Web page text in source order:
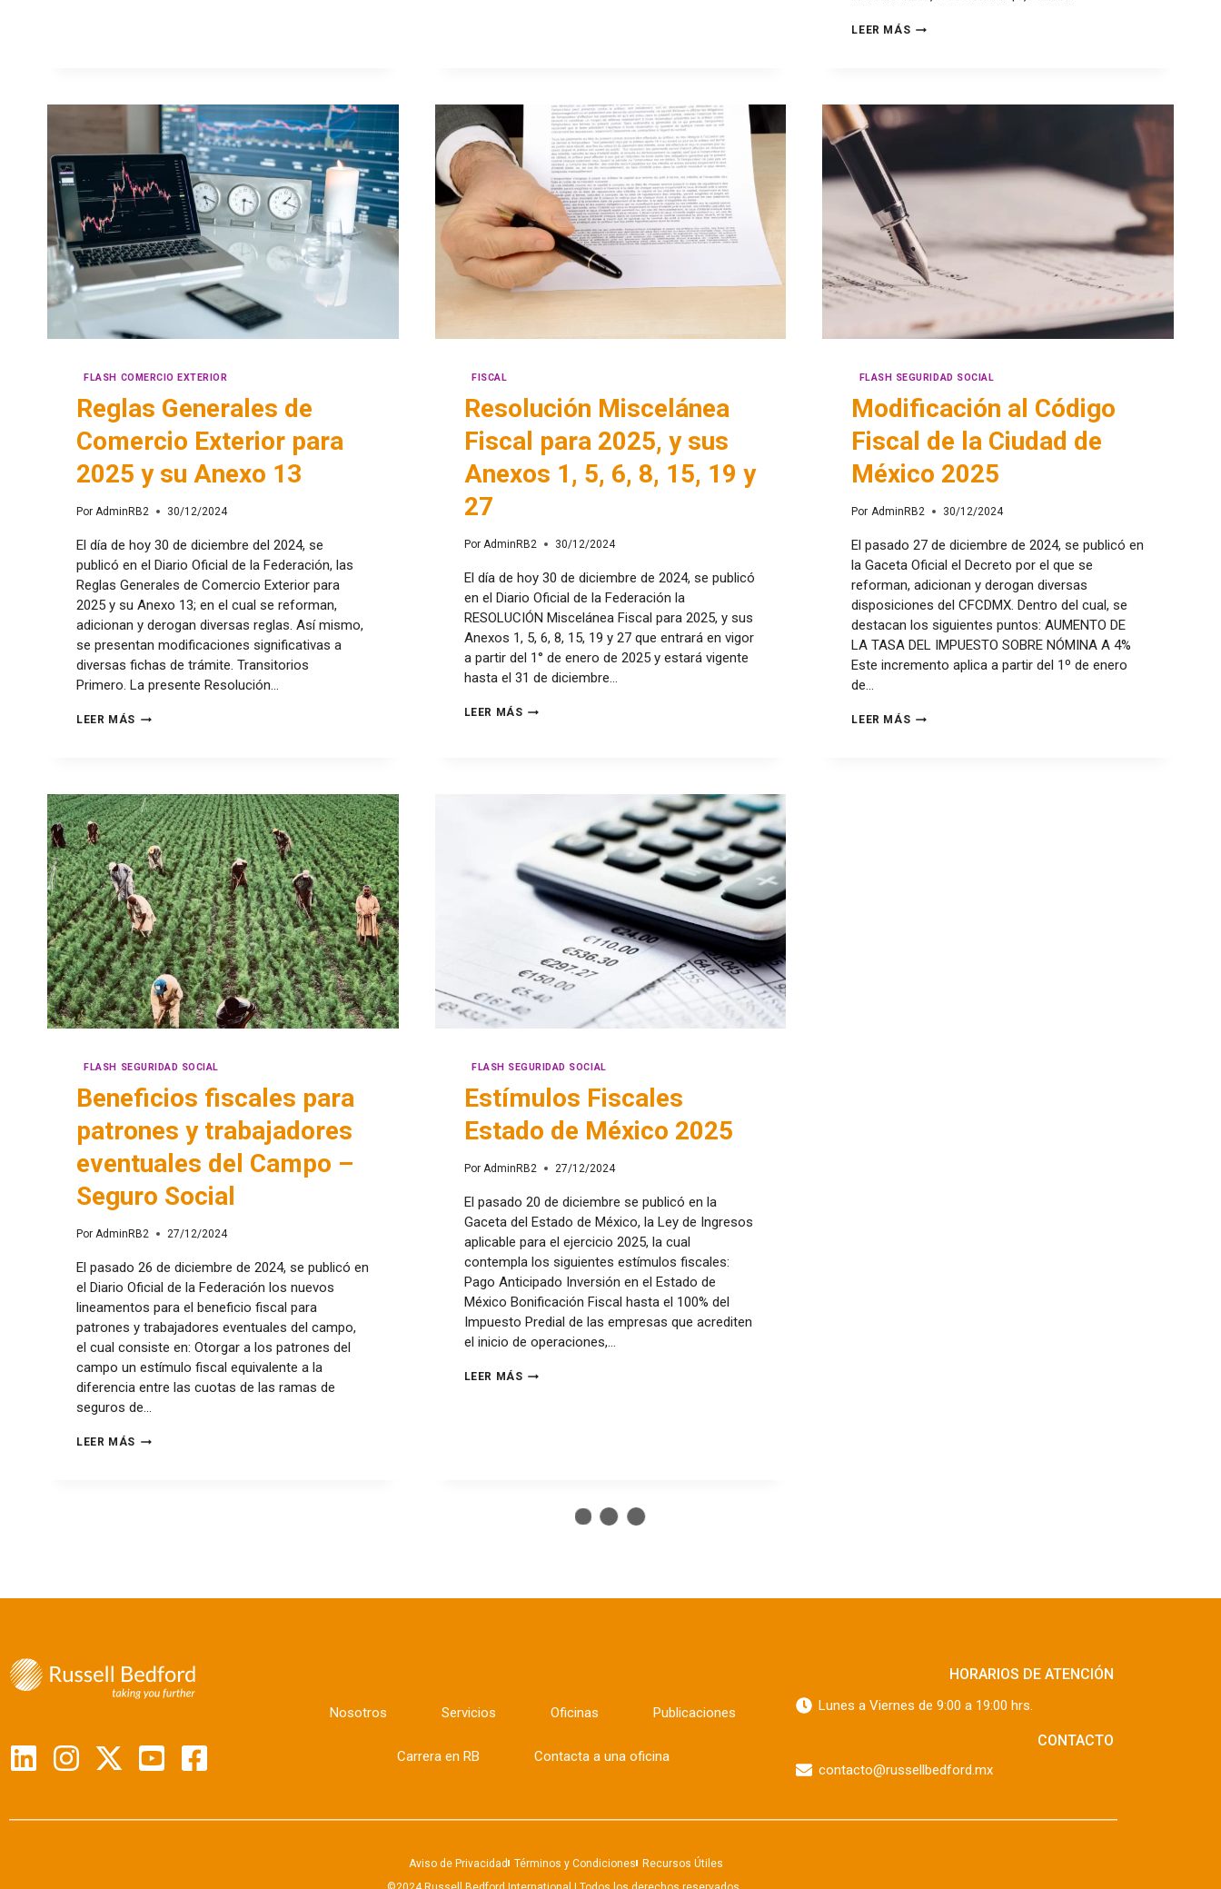
LEER MÁS
FLASH COMERCIO EXTERIOR
Reglas Generales de
Comercio Exterior para
2025 y su Anexo 13
Por AdminRB2 30/12/2024
El día de hoy 30 de diciembre del 2024, se
publicó en el Diario Oficial de la Federación, las
Reglas Generales de Comercio Exterior para
2025 y su Anexo 13; en el cual se reforman,
adicionan y derogan diversas reglas. Así mismo,
se presentan modificaciones significativas a
diversas fichas de trámite. Transitorios
Primero. La presente Resolución…
LEER MÁS
FISCAL
Resolución Miscelánea
Fiscal para 2025, y sus
Anexos 1, 5, 6, 8, 15, 19 y
27
Por AdminRB2 30/12/2024
El día de hoy 30 de diciembre de 2024, se publicó
en el Diario Oficial de la Federación la
RESOLUCIÓN Miscelánea Fiscal para 2025, y sus
Anexos 1, 5, 6, 8, 15, 19 y 27 que entrará en vigor
a partir del 1° de enero de 2025 y estará vigente
hasta el 31 de diciembre…
LEER MÁS
FLASH SEGURIDAD SOCIAL
Modificación al Código
Fiscal de la Ciudad de
México 2025
Por AdminRB2 30/12/2024
El pasado 27 de diciembre de 2024, se publicó en
la Gaceta Oficial el Decreto por el que se
reforman, adicionan y derogan diversas
disposiciones del CFCDMX. Dentro del cual, se
destacan los siguientes puntos: AUMENTO DE
LA TASA DEL IMPUESTO SOBRE NÓMINA A 4%
Este incremento aplica a partir del 1º de enero
de…
LEER MÁS
FLASH SEGURIDAD SOCIAL
Beneficios fiscales para
patrones y trabajadores
eventuales del Campo –
Seguro Social
Por AdminRB2 27/12/2024
El pasado 26 de diciembre de 2024, se publicó en
el Diario Oficial de la Federación los nuevos
lineamentos para el beneficio fiscal para
patrones y trabajadores eventuales del campo,
el cual consiste en: Otorgar a los patrones del
campo un estímulo fiscal equivalente a la
diferencia entre las cuotas de las ramas de
seguros de…
LEER MÁS
FLASH SEGURIDAD SOCIAL
Estímulos Fiscales
Estado de México 2025
Por AdminRB2 27/12/2024
El pasado 20 de diciembre se publicó en la
Gaceta del Estado de México, la Ley de Ingresos
aplicable para el ejercicio 2025, la cual
contempla los siguientes estímulos fiscales:
Pago Anticipado Inversión en el Estado de
México Bonificación Fiscal hasta el 100% del
Impuesto Predial de las empresas que acrediten
el inicio de operaciones,…
LEER MÁS
Nosotros Servicios Oficinas Publicaciones
Carrera en RB Contacta a una oficina
HORARIOS DE ATENCIÓN
Lunes a Viernes de 9:00 a 19:00 hrs.
CONTACTO
contacto@russellbedford.mx
Aviso de Privacidad Términos y Condiciones Recursos Útiles